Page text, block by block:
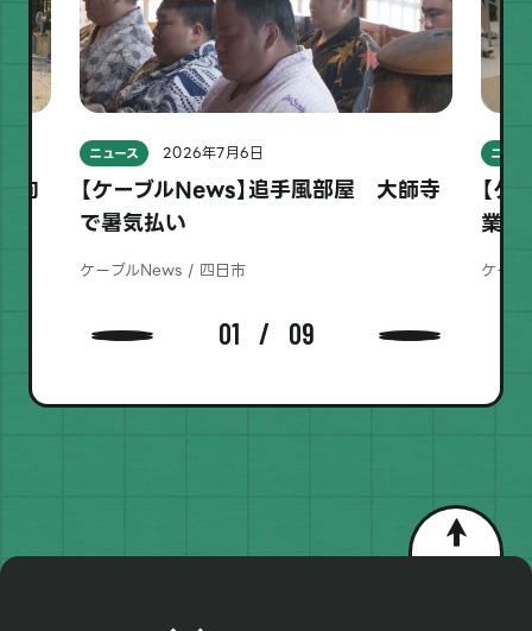
向
ニュース 2026年7月6日
【ケーブルNews】追手風部屋 大師寺
で暑気払い
ケーブルNews / 四日市
ニュー
【ケ
業
ケー
01 09